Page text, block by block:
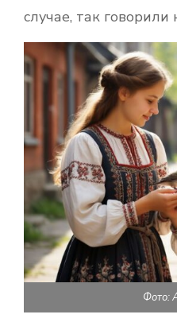
случае, так
Фото: